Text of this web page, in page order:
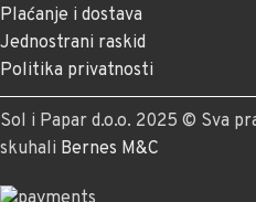
Plaćanje i dostava
Jednostrani raskid
Politika privatnosti
Sol i Papar d.o.o. 2025 © Sva
skuhali Bernes M&C